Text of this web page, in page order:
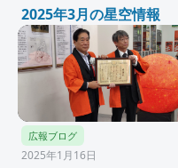
2025年3月の星空情報
広報ブログ
2025年1月16日